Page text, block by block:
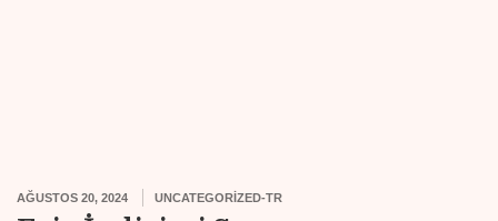
AĞUSTOS 20, 2024 UNCATEGORIZED-TR